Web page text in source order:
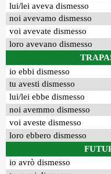
lui/lei aveva dismesso
noi avevamo dismesso
voi avevate dismesso
loro avevano dismesso
io ebbi dismesso
tu avesti dismesso
lui/lei ebbe dismesso
noi avemmo dismesso
voi aveste dismesso
loro ebbero dismesso
io avrò dismesso